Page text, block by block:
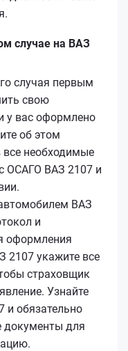
случае на ВАЗ
случая первым
свою
у вас оформлено
об этом
все необходимые
ОСАГО ВАЗ 2107 и
ВАЗ
и
оформления
2107 укажите все
страховщик
Узнайте
и обязательно
документы для